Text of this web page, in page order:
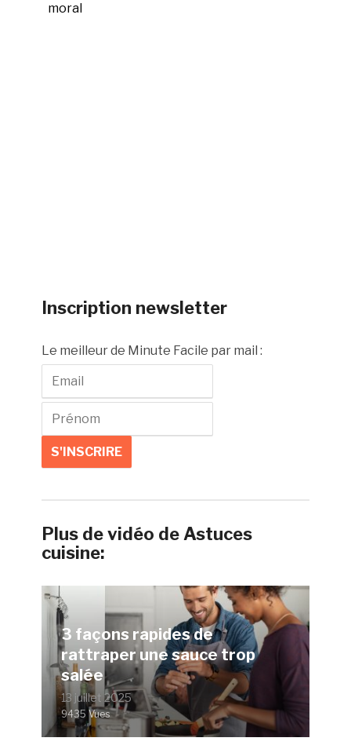
moral
Inscription newsletter
Le meilleur de Minute Facile par mail :
Plus de vidéo de Astuces
cuisine:
3 façons rapides de
rattraper une sauce trop
salée
13 juillet 2025
9435 Vues